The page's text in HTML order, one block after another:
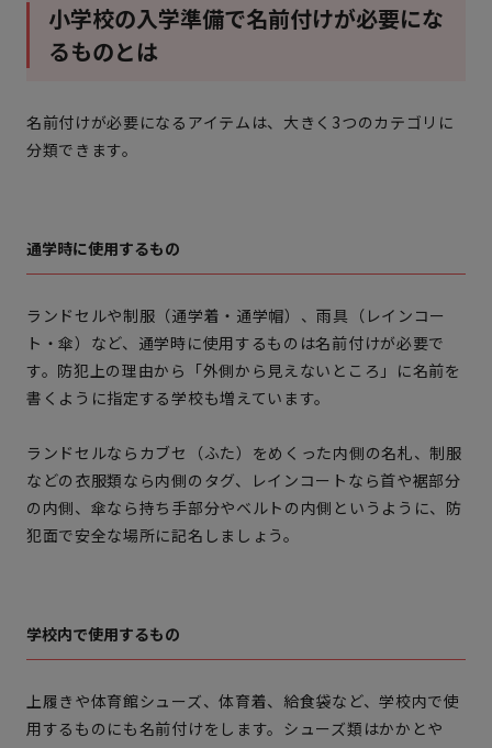
小学校の入学準備で名前付けが必要にな
るものとは
名前付けが必要になるアイテムは、大きく3つのカテゴリに
分類できます。
通学時に使用するもの
ランドセルや制服（通学着・通学帽）、雨具（レインコー
ト・傘）など、通学時に使用するものは名前付けが必要で
す。防犯上の理由から「外側から見えないところ」に名前を
書くように指定する学校も増えています。
ランドセルならカブセ（ふた）をめくった内側の名札、制服
などの衣服類なら内側のタグ、レインコートなら首や裾部分
の内側、傘なら持ち手部分やベルトの内側というように、 防
犯面で安全な場所に記名 しましょう。
学校内で使用するもの
上履きや体育館シューズ、体育着、給食袋など、学校内で使
用するものにも名前付けをします。シューズ類はかかとや